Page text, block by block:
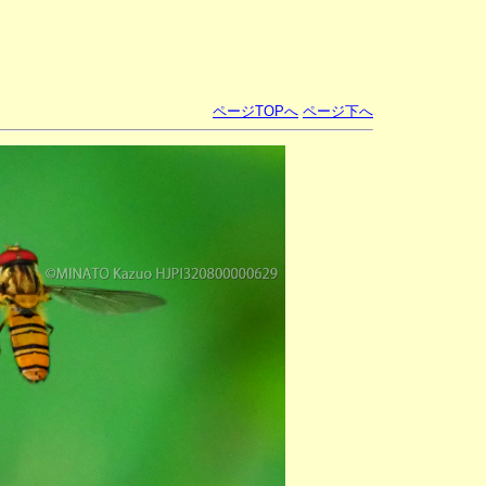
ページTOPへ ページ下へ